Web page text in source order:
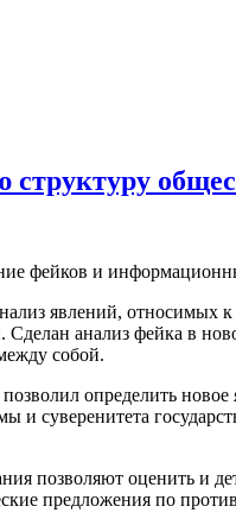
фейков и
явлений, относимых
анализ фейка в
собой.
определить
и суверенитета
позволяют оценить
предложения по